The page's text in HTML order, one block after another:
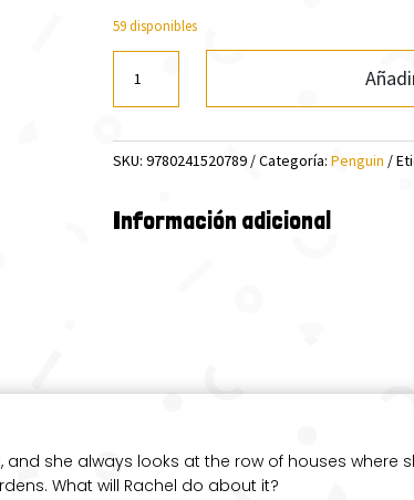
59 disponibles
GIRL
ON
THE
TRAIN
LEVEL
SKU: 9780241520789 Categoría: Penguin
Información adicional
she always looks at the row of houses where
What will Rachel do about it?